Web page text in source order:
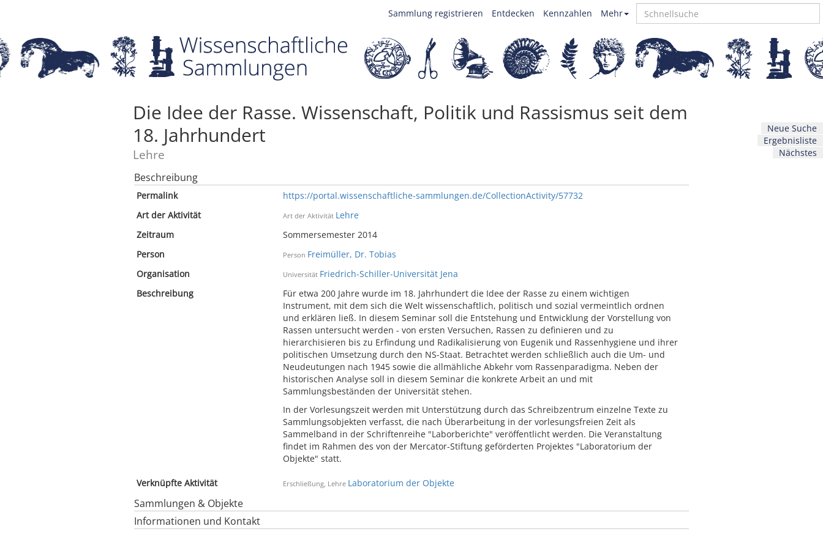
Mehr
Kennzahlen
Entdecken
Sammlung registrieren
Neue Suche
Ergebnisliste
Nächstes
Die Idee der Rasse. Wissenschaft, Politik und Rassismus seit dem
18. Jahrhundert
Lehre
Beschreibung
Permalink
https://portal.wissenschaftliche-sammlungen.de/CollectionActivity/57732
Art der Aktivität
Art der Aktivität Lehre
Zeitraum
Sommersemester 2014
Person
Person Freimüller, Dr. Tobias
Organisation
Universität Friedrich-Schiller-Universität Jena
Beschreibung
Für etwa 200 Jahre wurde im 18. Jahrhundert die Idee der Rasse zu einem wichtigen
Instrument, mit dem sich die Welt wissenschaftlich, politisch und sozial vermeintlich ordnen
und erklären ließ. In diesem Seminar soll die Entstehung und Entwicklung der Vorstellung von
Rassen untersucht werden - von ersten Versuchen, Rassen zu definieren und zu
hierarchisieren bis zu Erfindung und Radikalisierung von Eugenik und Rassenhygiene und ihrer
politischen Umsetzung durch den NS-Staat. Betrachtet werden schließlich auch die Um- und
Neudeutungen nach 1945 sowie die allmähliche Abkehr vom Rassenparadigma. Neben der
historischen Analyse soll in diesem Seminar die konkrete Arbeit an und mit
Sammlungsbeständen der Universität stehen.
In der Vorlesungszeit werden mit Unterstützung durch das Schreibzentrum einzelne Texte zu
Sammlungsobjekten verfasst, die nach Überarbeitung in der vorlesungsfreien Zeit als
Sammelband in der Schriftenreihe "Laborberichte" veröffentlicht werden. Die Veranstaltung
findet im Rahmen des von der Mercator-Stiftung geförderten Projektes "Laboratorium der
Objekte" statt.
Verknüpfte Aktivität Erschließung, Lehre Laboratorium der Objekte
Sammlungen & Objekte
Informationen und Kontakt